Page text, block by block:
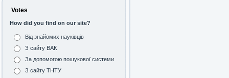
Votes
How did you find on our site?
Від знайомих науківців
З сайту ВАК
За допомогою пошукової системи
З сайту ТНТУ